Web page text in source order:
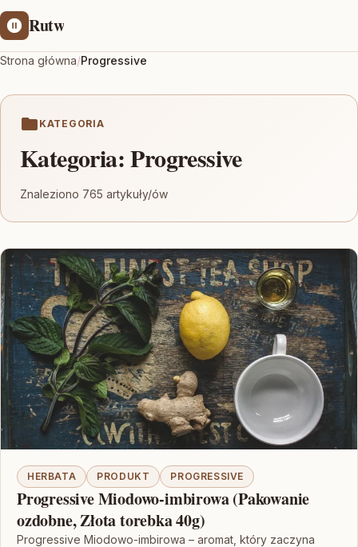
Rutw
Strona główna/Progressive
KATEGORIA
Kategoria:Progressive
Znaleziono 765 artykuły/ów
HERBATA PRODUKT PROGRESSIVE
Progressive Miodowo-imbirowa (Pakowanie
ozdobne, Złota torebka 40g)
Progressive Miodowo-imbirowa – aromat, który zaczyna